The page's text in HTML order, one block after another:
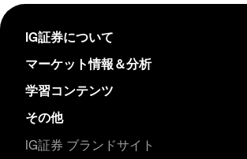
IG証券について
マーケット情報＆分析
学習コンテンツ
その他
IG証券 ブランドサイト